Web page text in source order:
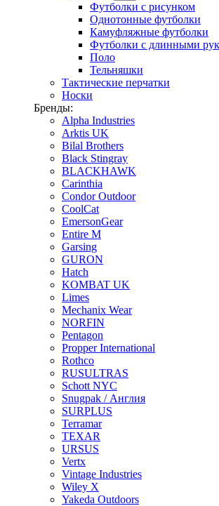
Футболки с рисунком
Однотонные футболки
Камуфляжные футболки
Футболки с длинными
Поло
Тельняшки
Тактические перчатки
Носки
Бренды:
Alpha Industries
Arktis UK
Bilal Brothers
Black Stingray
BLACKHAWK
Carinthia
Condor Outdoor
CoolCat
EmersonGear
Entire M
Garsing
GURON
Hatch
KOMBAT UK
Limes
Mechanix Wear
NORFIN
Pentagon
Propper International
Rothco
RUSULTRAS
Schott NYC
Snugpak / Англия
SURPLUS
Terramar
TEXAR
URSUS
Vertx
Vintage Industries
Wiley X
Yakeda Outdoors